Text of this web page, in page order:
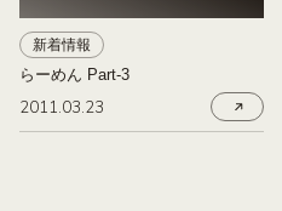
新着情報
らーめん Part-3
2011.03.23